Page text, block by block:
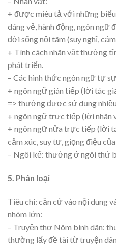
+ được miêu tả với những
dáng vẻ, hành động, ngôn
đời sống nội tâm (suy nghĩ,
+ Tính cách nhân vật thường
phát triển.
– Các hình thức ngôn ngữ tự
+ ngôn ngữ gián tiếp (lời tác
=> thường được sử dụng
+ ngôn ngữ trực tiếp (lời nhân
+ ngôn ngữ nửa trực tiếp (lời
cảm xúc, suy tư, giọng điệu
– Ngôi kể: thường ở ngôi thứ
5. Phân loại
Tiêu chí: căn cứ vào nội dung
nhóm lớn:
– Truyện thơ Nôm bình dân:
thường lấy đề tài từ truyện